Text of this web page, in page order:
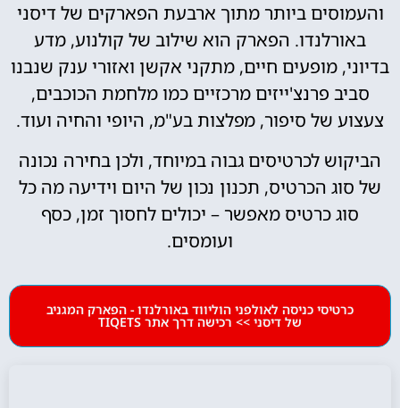
והעמוסים ביותר מתוך ארבעת הפארקים של דיסני
באורלנדו. הפארק הוא שילוב של קולנוע, מדע
בדיוני, מופעים חיים, מתקני אקשן ואזורי ענק שנבנו
סביב פרנצ'ייזים מרכזיים כמו מלחמת הכוכבים,
צעצוע של סיפור, מפלצות בע"מ, היופי והחיה ועוד.
הביקוש לכרטיסים גבוה במיוחד, ולכן בחירה נכונה
של סוג הכרטיס, תכנון נכון של היום וידיעה מה כל
סוג כרטיס מאפשר – יכולים לחסוך זמן, כסף
ועומסים.
כרטיסי כניסה לאולפני הוליווד באורלנדו - הפארק המגניב
של דיסני >> רכישה דרך אתר TIQETS